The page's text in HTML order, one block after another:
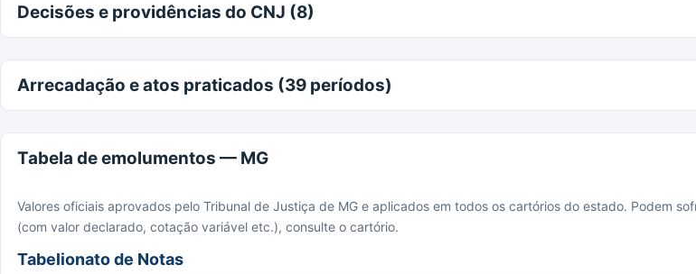
Decisões e providências do CNJ (8)
Arrecadação e atos praticados (39 períodos)
Tabela de emolumentos — MG
Valores oficiais aprovados pelo Tribunal de Justiça de MG e aplicados em todos os cartórios do estado. Podem
(com valor declarado, cotação variável etc.), consulte o cartório.
Tabelionato de Notas